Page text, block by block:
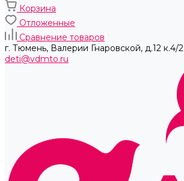
Корзина
Отложенные
Сравнение товаров
г. Тюмень, ​Валерии Гнаровской, д.12 к.4/2
deti@vdmto.ru